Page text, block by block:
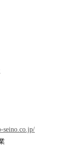
seino.co.jp/